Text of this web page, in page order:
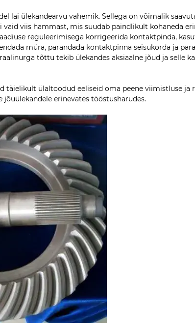
lai ülekandearvu vahemik. Sellega on võimalik
viis hammast, mis suudab paindlikult kohaneda
reguleerimisega korrigeerida kontaktpinda,
müra, parandada kontaktpinna seisukorda ja
tõttu tekib ülekandes aksiaalne jõud ja selle
täielikult ülaltoodud eeliseid oma peene viimistluse ja
jõuülekandele erinevates tööstusharudes.